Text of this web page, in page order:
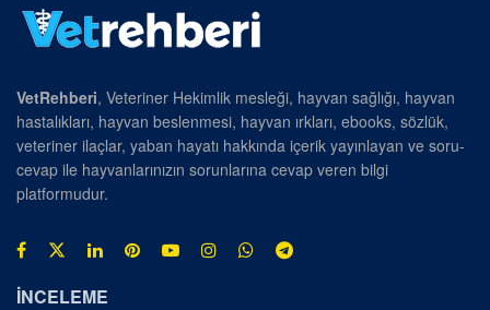
VetRehberi, Veteriner Hekimlik mesleği, hayvan sağlığı, hayvan
hastalıkları, hayvan beslenmesi, hayvan ırkları, ebooks, sözlük,
veteriner ilaçlar, yaban hayatı hakkında içerik yayınlayan ve soru-
cevap ile hayvanlarınızın sorunlarına cevap veren bilgi
platformudur.
İNCELEME